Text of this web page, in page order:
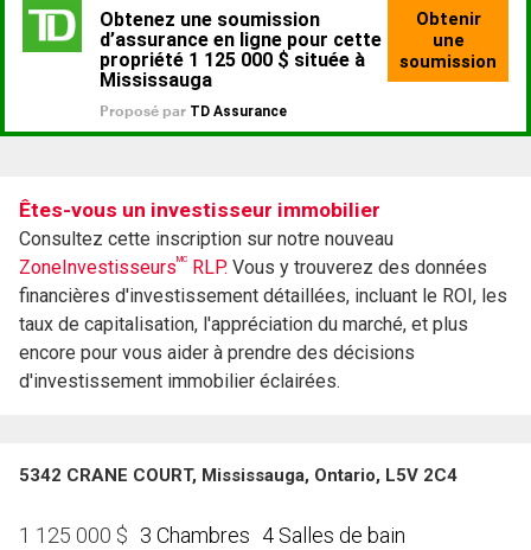
Êtes-vous un investisseur immobilier
Consultez cette inscription sur notre nouveau
ZoneInvestisseursMC RLP. Vous y trouverez des données
financières d'investissement détaillées, incluant le ROI, les
taux de capitalisation, l'appréciation du marché, et plus
encore pour vous aider à prendre des décisions
d'investissement immobilier éclairées.
5342 CRANE COURT, Mississauga, Ontario, L5V 2C4
1 125 000 $ 3 Chambres 4 Salles de bain